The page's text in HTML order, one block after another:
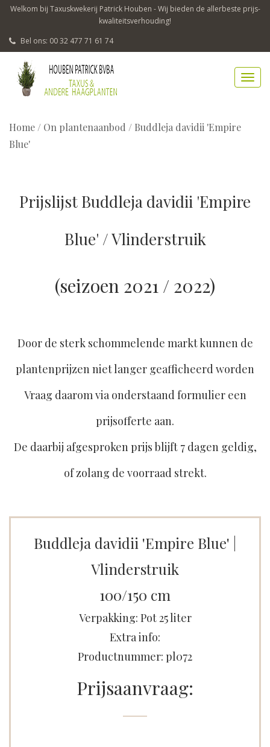
Welkom bij Taxuskwekerij Patrick Houben - Wij bieden de allerbeste prijs-
kwaliteitsverhouding!
Bel ons: 00 32 477 71 61 74
Home / On plantenaanbod / Buddleja davidii 'Empire
Blue'
Prijslijst Buddleja davidii 'Empire
Blue' / Vlinderstruik
(seizoen 2021 / 2022)
Door de sterk schommelende markt kunnen de
plantenprijzen niet langer geafficheerd worden
Vraag daarom via onderstaand formulier een
prijsofferte aan.
De daarbij afgesproken prijs blijft 7 dagen geldig,
of zolang de voorraad strekt.
Buddleja davidii 'Empire Blue' |
Vlinderstruik
100/150 cm
Verpakking: Pot 25 liter
Extra info:
Productnummer: pl072
Prijsaanvraag: